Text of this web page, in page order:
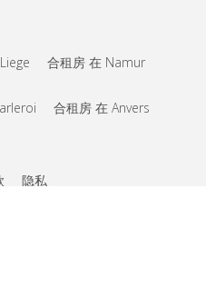
合租房 在 Namur
合租房 在 Anvers
隐私